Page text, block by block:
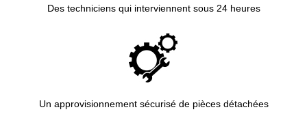
Des techniciens qui interviennent sous 24 heures
Un approvisionnement sécurisé de pièces détachées